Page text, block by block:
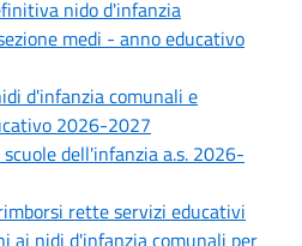
nido d'infanzia
medi - anno educativo
d'infanzia comunali e
2026-2027
dell'infanzia a.s. 2026-
rette servizi educativi
ai nidi d'infanzia comunali per